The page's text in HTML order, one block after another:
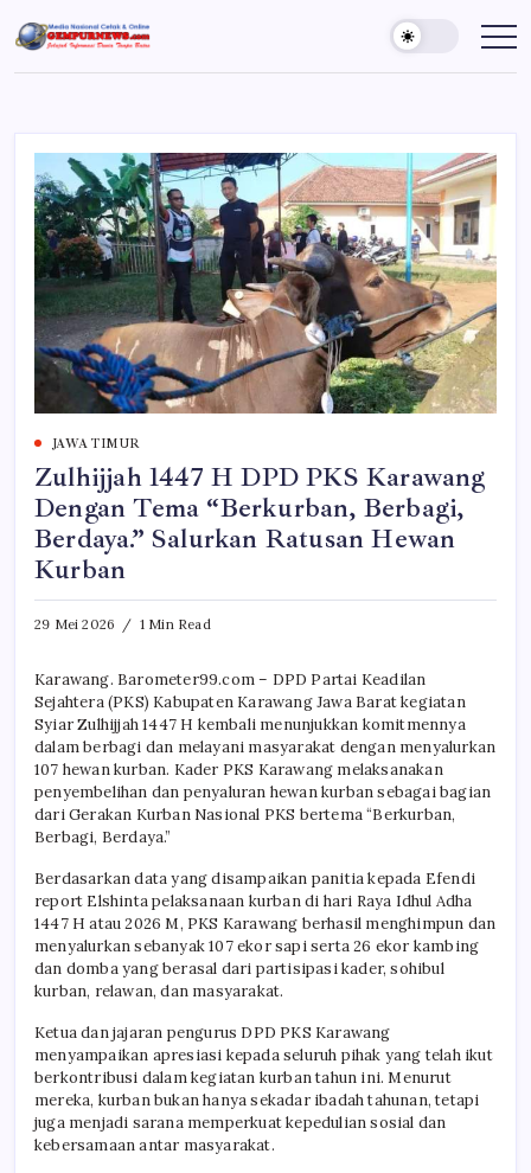
to
content
Gempur
News
Jelajah
Dunia
JAWA TIMUR
Zulhijjah 1447 H DPD PKS Karawang
Dengan Tema “Berkurban, Berbagi,
Berdaya.” Salurkan Ratusan Hewan
Kurban
29 Mei 2026 1 Min Read
Karawang. Barometer99.com – DPD Partai Keadilan
Sejahtera (PKS) Kabupaten Karawang Jawa Barat kegiatan
Syiar Zulhijjah 1447 H kembali menunjukkan komitmennya
dalam berbagi dan melayani masyarakat dengan menyalurkan
107 hewan kurban. Kader PKS Karawang melaksanakan
penyembelihan dan penyaluran hewan kurban sebagai bagian
dari Gerakan Kurban Nasional PKS bertema “Berkurban,
Berbagi, Berdaya.”
Berdasarkan data yang disampaikan panitia kepada Efendi
report Elshinta pelaksanaan kurban di hari Raya Idhul Adha
1447 H atau 2026 M, PKS Karawang berhasil menghimpun dan
menyalurkan sebanyak 107 ekor sapi serta 26 ekor kambing
dan domba yang berasal dari partisipasi kader, sohibul
kurban, relawan, dan masyarakat.
Ketua dan jajaran pengurus DPD PKS Karawang
menyampaikan apresiasi kepada seluruh pihak yang telah ikut
berkontribusi dalam kegiatan kurban tahun ini. Menurut
mereka, kurban bukan hanya sekadar ibadah tahunan, tetapi
juga menjadi sarana memperkuat kepedulian sosial dan
kebersamaan antar masyarakat.